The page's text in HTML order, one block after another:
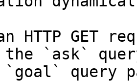
HTTP GET
the `ask`
query